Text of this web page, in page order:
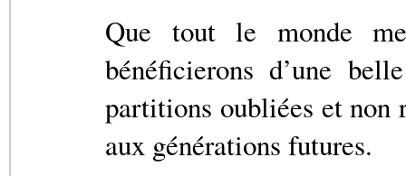
Que tout le monde
bénéficierons d’une
partitions oubliées et non
aux générations futures.